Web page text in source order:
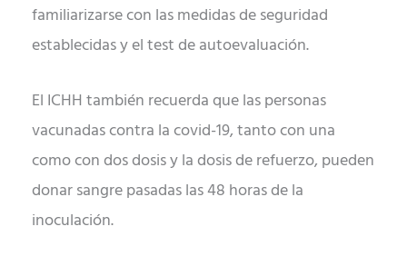
familiarizarse con las medidas de seguridad
establecidas y el test de autoevaluación.
El ICHH también recuerda que las personas
vacunadas contra la covid-19, tanto con una
como con dos dosis y la dosis de refuerzo, pueden
donar sangre pasadas las 48 horas de la
inoculación.